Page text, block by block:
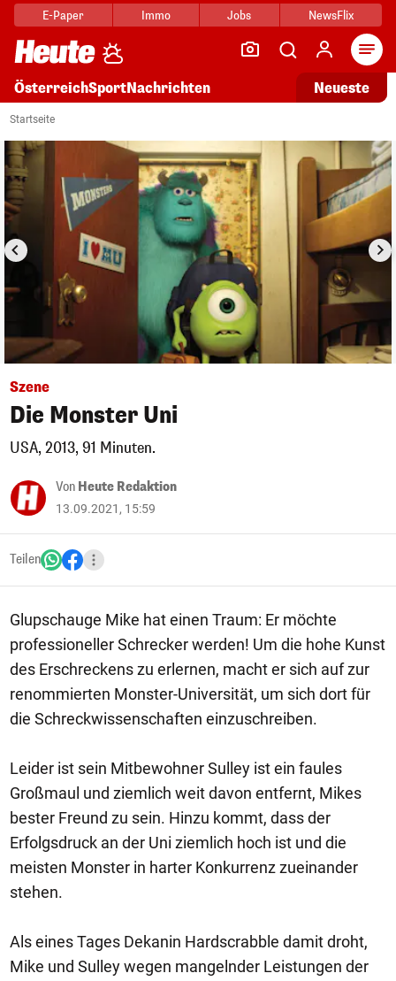
E-Paper Immo Jobs NewsFlix
ÖsterreichSportNachrichten Neueste
Startseite
1/8
Szene
Die Monster Uni
USA, 2013, 91 Minuten.
Von Heute Redaktion
13.09.2021, 15:59
Teilen
Glupschauge Mike hat einen Traum: Er möchte
professioneller Schrecker werden! Um die hohe Kunst
des Erschreckens zu erlernen, macht er sich auf zur
renommierten Monster-Universität, um sich dort für
die Schreckwissenschaften einzuschreiben.
Leider ist sein Mitbewohner Sulley ist ein faules
Großmaul und ziemlich weit davon entfernt, Mikes
bester Freund zu sein. Hinzu kommt, dass der
Erfolgsdruck an der Uni ziemlich hoch ist und die
meisten Monster in harter Konkurrenz zueinander
stehen.
Als eines Tages Dekanin Hardscrabble damit droht,
Mike und Sulley wegen mangelnder Leistungen der